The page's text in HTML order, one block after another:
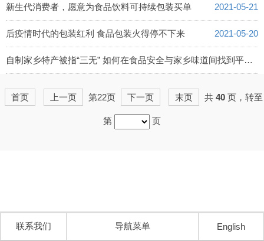
2021-06-08
新生代消费者，愿意为食品饮料可持续包装买单 2021-05-21
后疫情时代的包装红利 食品包装火得停不下来 2021-05-20
自制家乡特产被指“三无” 如何在食品安全与家乡味道间找到平衡？
首页
上一页 第22页 下一页 末页 共 40页，转至
第 页
联系我们 导航菜单 English